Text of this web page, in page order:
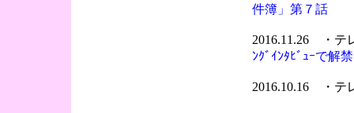
件簿」第７話
2016.11.26 ・テ
ﾝｸﾞｲﾝﾀﾋﾞｭｰで解
2016.10.16 ・テ